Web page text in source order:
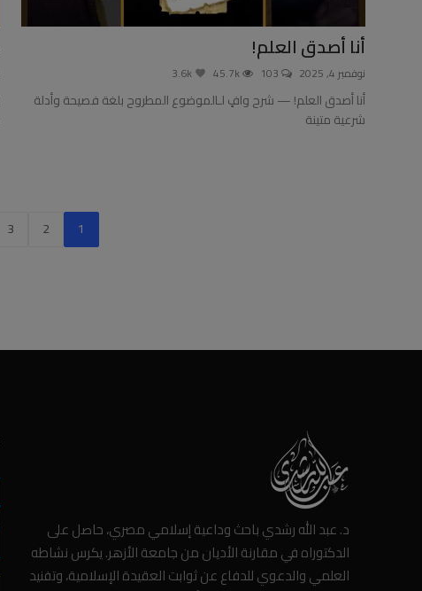
أنا أصدق العلم!
نوفمبر 4, 2025
أنا أصدق العلم! — شرح وافٍ لـالموضوع المطروح بلغة فصيحة وأدلة
شرعية متينة
1
2
3
د. عبد الله رشدي باحث وداعية إسلامي مصري، حاصل على
الدكتوراه في مقارنة الأديان من جامعة الأزهر. يكرس نشاطه
العلمي والدعوي للدفاع عن ثوابت العقيدة الإسلامية، وتفنيد